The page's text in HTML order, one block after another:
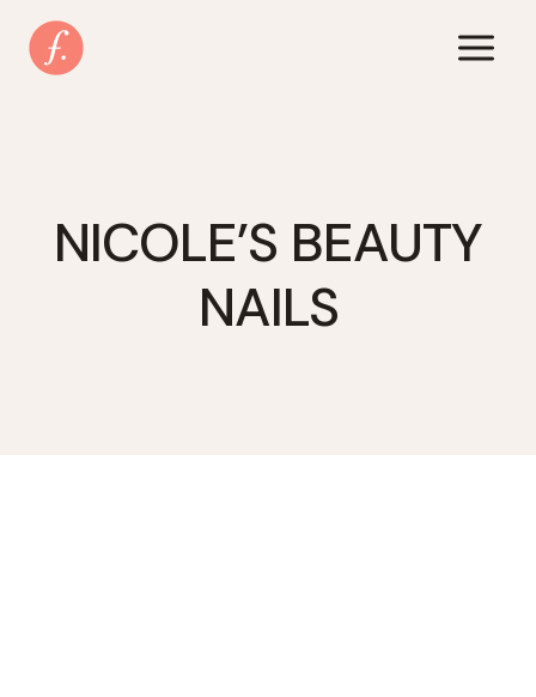
Inhalt
springen
NICOLE’S BEAUTY
NAILS